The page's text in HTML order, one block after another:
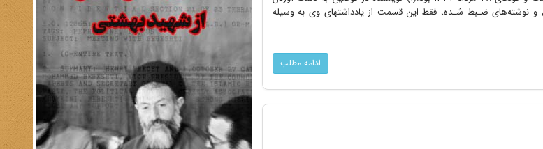
کـه«پس از انقلاب 1357 از میان اوراق و نوشته‌های ضـبط شـده، فقط این قسمت از یادداشتهای وی به وسیله
ادامه مطلب